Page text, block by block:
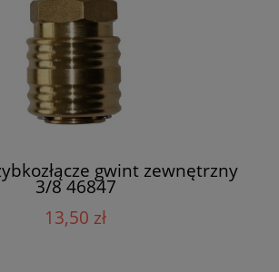
gwint zewnętrzny
3/8 46847
13,50 zł